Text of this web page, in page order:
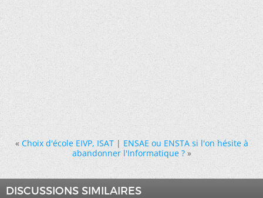
« Choix d'école EIVP, ISAT|ENSAE ou ENSTA si l'on hésite à
abandonner l'Informatique ? »
DISCUSSIONS SIMILAIRES